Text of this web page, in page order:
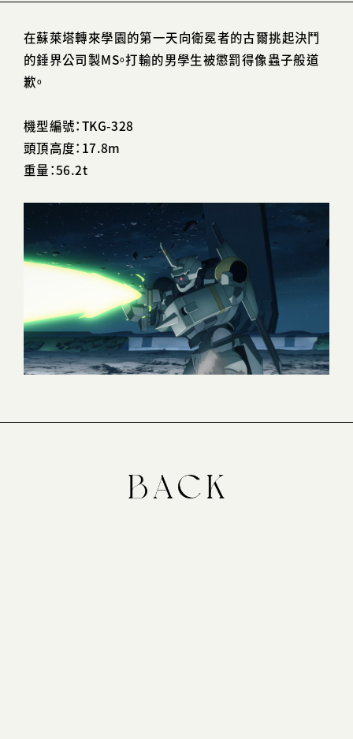
在蘇萊塔轉來學園的第一天向衛冕者的古爾挑起決鬥
的錘界公司製MS。打輸的男學生被懲罰得像蟲子般道
歉。
機型編號：TKG-328
頭頂高度：17.8m
重量：56.2t